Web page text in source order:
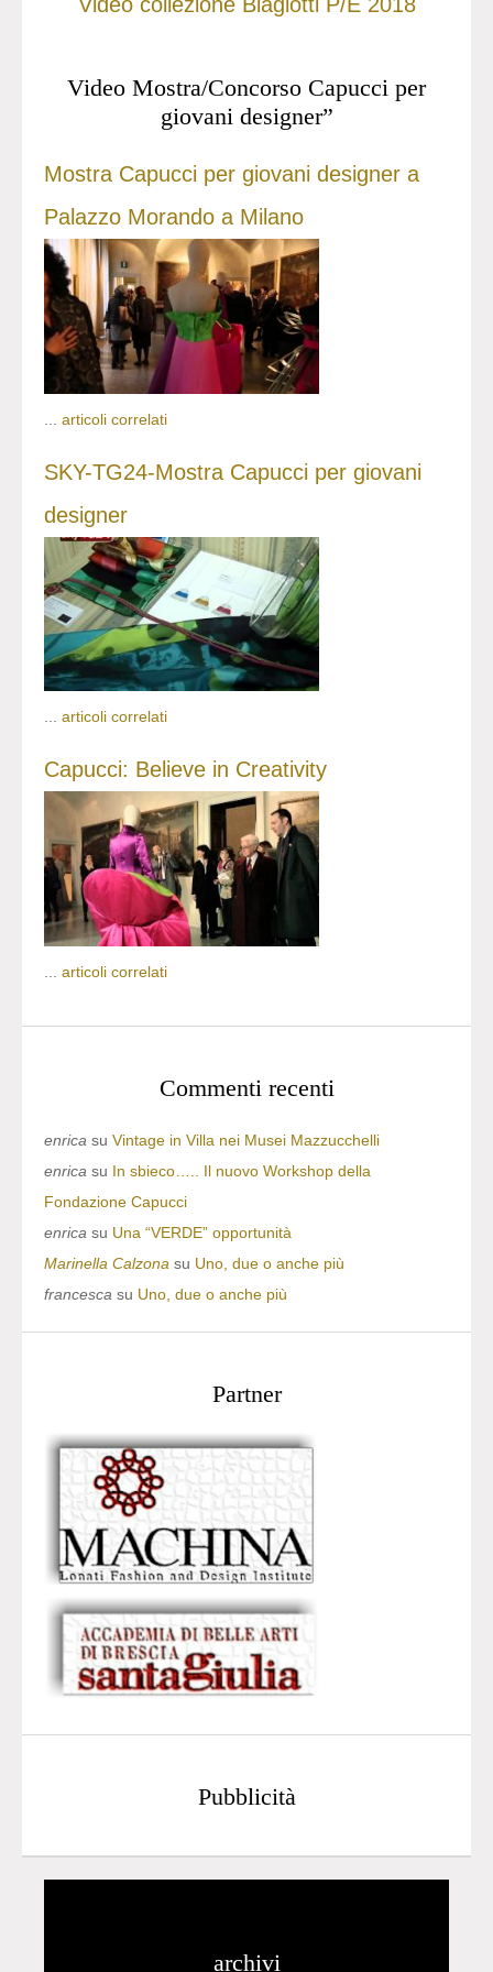
Video Mostra/Concorso Capucci per
giovani designer”
Mostra Capucci per giovani designer a
Palazzo Morando a Milano
articoli correlati
SKY-TG24-Mostra Capucci per giovani
designer
... articoli correlati
Capucci: Believe in Creativity
articoli correlati
Commenti recenti
enrica su Vintage in Villa nei Musei Mazzucchelli
enrica su In sbieco….. Il nuovo Workshop della
Fondazione Capucci
enrica su Una “VERDE” opportunità
Marinella Calzona su Uno, due o anche più
francesca su Uno, due o anche più
Partner
Pubblicità
archivi